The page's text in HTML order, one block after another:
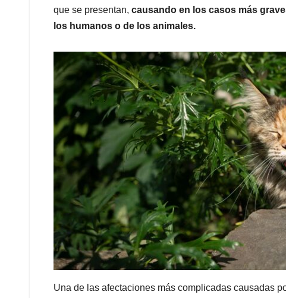
que se presentan, causando en los casos más
los humanos o de los animales.
Una de las afectaciones más complicadas causadas